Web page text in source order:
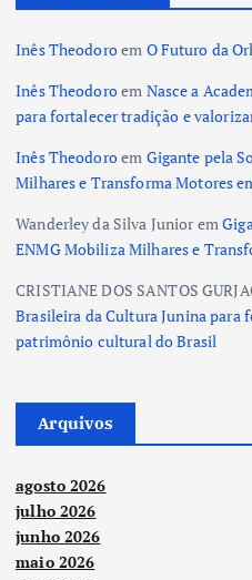
Inês Theodoroem O Futuro da
Inês Theodoroem Nasce a
para fortalecer tradição e
Inês Theodoroem Gigante pela
Milhares e Transforma Motores
Wanderley da Silva Juniorem
ENMG Mobiliza Milhares e
CRISTIANE DOS SANTOS
Brasileira da Cultura Junina para
patrimônio cultural do Brasil
Arquivos
agosto 2026
julho 2026
junho 2026
maio 2026